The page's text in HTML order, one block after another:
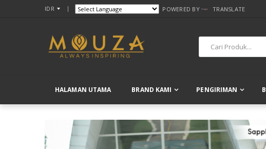
IDR POWERED BY TRANSLATE
HALAMAN UTAMA BRAND KAMI PENGIRIMAN